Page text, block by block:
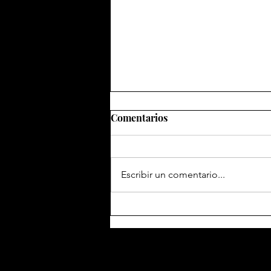
Quezada en el Museo Kaluz
Comentarios
Escribir un comentario...